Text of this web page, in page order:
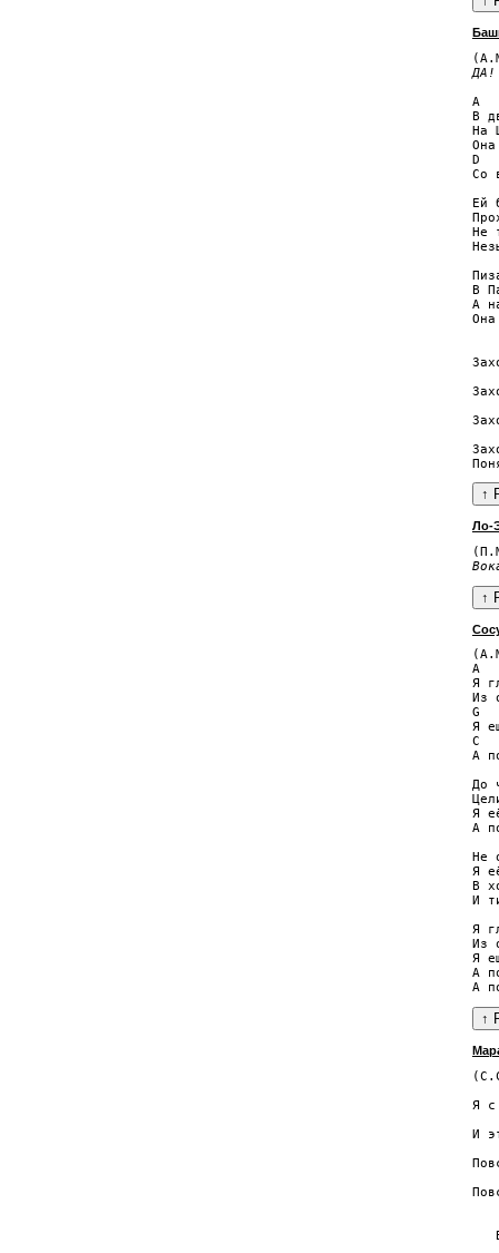
ДА!
A
В
На
D
Со
Ей
Не
В
А
Ло-
A
Я
Из
G
Я
C
А
До
Я
А
Не
Я
В
И
Я
Из
Я
А
Я с
И